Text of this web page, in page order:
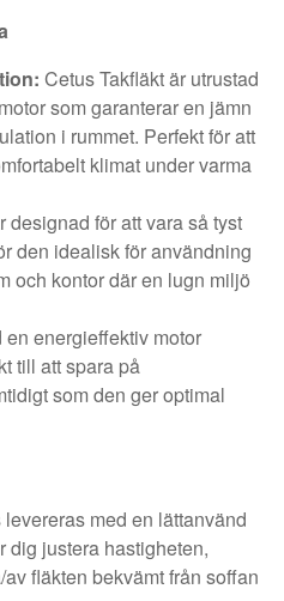
Cetus Takfläkt är utrustad
som garanterar en jämn
i rummet. Perfekt för att
klimat under varma
designad för att vara så tyst
den idealisk för användning
och kontor där en lugn miljö
en energieffektiv motor
till att spara på
som den ger optimal
levereras med en lättanvänd
dig justera hastigheten,
fläkten bekvämt från soffan